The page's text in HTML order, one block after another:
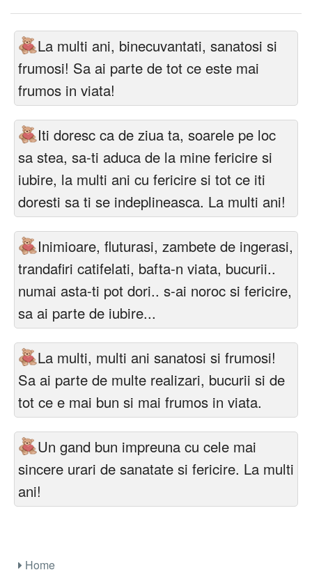
La multi ani, binecuvantati, sanatosi si
frumosi! Sa ai parte de tot ce este mai
frumos in viata!
Iti doresc ca de ziua ta, soarele pe loc
sa stea, sa-ti aduca de la mine fericire si
iubire, la multi ani cu fericire si tot ce iti
doresti sa ti se indeplineasca. La multi ani!
Inimioare, fluturasi, zambete de ingerasi,
trandafiri catifelati, bafta-n viata, bucurii..
numai asta-ti pot dori.. s-ai noroc si fericire,
sa ai parte de iubire...
La multi, multi ani sanatosi si frumosi!
Sa ai parte de multe realizari, bucurii si de
tot ce e mai bun si mai frumos in viata.
Un gand bun impreuna cu cele mai
sincere urari de sanatate si fericire. La multi
ani!
Home